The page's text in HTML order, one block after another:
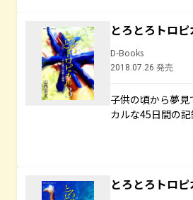
とろとろトロ
D-Books
2018.07.26 発売
子供の頃から夢
カルな45日間の記
とろとろトロ